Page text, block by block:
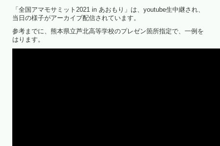
「全国アマモサミット2021 in あおもり」は、youtube生中継され、
当日の様子がアーカイブ配信されています。
参考までに、熊本県立芦北高等学校のプレゼン箇所指定で、一例を
はります。